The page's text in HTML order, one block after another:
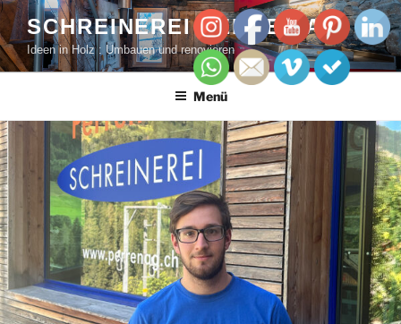
SCHREINEREI PERREN AG
Ideen in Holz : Umbauen und renovieren
Menü